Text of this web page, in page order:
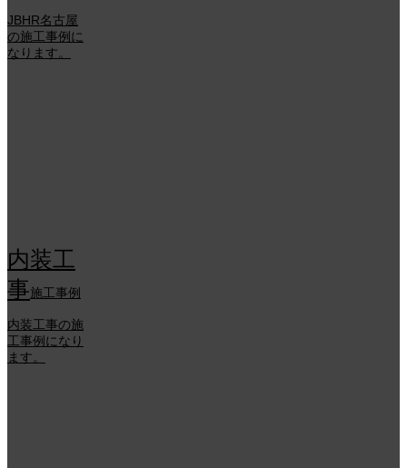
JBHR名古屋
の施工事例に
なります。
内装工
事施工事例
内装工事の施
工事例になり
ます。